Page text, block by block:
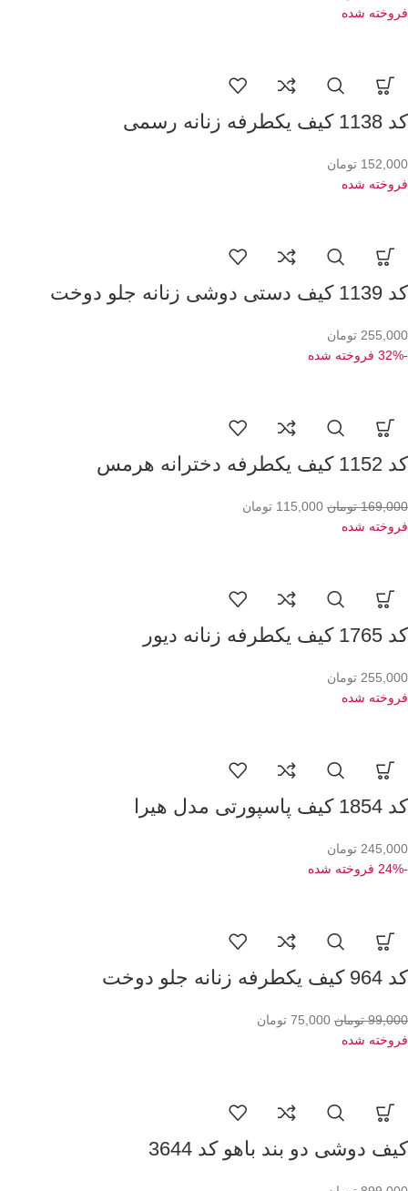
فروخته شده
کد 1138 کیف یکطرفه زنانه رسمی
152,000 تومان
فروخته شده
کد 1139 کیف دستی دوشی زنانه جلو دوخت
255,000 تومان
-32%
فروخته شده
کد 1152 کیف یکطرفه دخترانه هرمس
169,000 تومان 115,000 تومان
فروخته شده
کد 1765 کیف یکطرفه زنانه دیور
255,000 تومان
فروخته شده
کد 1854 کیف پاسپورتی مدل هیرا
245,000 تومان
-24%
فروخته شده
کد 964 کیف یکطرفه زنانه جلو دوخت
99,000 تومان 75,000 تومان
فروخته شده
کیف دوشی دو بند باهو کد 3644